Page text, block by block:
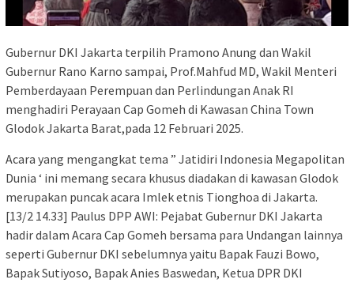
Gubernur DKI Jakarta terpilih Pramono Anung dan Wakil
Gubernur Rano Karno sampai, Prof.Mahfud MD, Wakil Menteri
Pemberdayaan Perempuan dan Perlindungan Anak RI
menghadiri Perayaan Cap Gomeh di Kawasan China Town
Glodok Jakarta Barat,pada 12 Februari 2025.
Acara yang mengangkat tema ” Jatidiri Indonesia Megapolitan
Dunia ‘ ini memang secara khusus diadakan di kawasan Glodok
merupakan puncak acara Imlek etnis Tionghoa di Jakarta.
[13/2 14.33] Paulus DPP AWI: Pejabat Gubernur DKI Jakarta
hadir dalam Acara Cap Gomeh bersama para Undangan lainnya
seperti Gubernur DKI sebelumnya yaitu Bapak Fauzi Bowo,
Bapak Sutiyoso, Bapak Anies Baswedan, Ketua DPR DKI